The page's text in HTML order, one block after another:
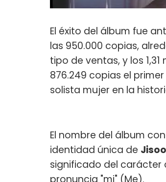
El éxito del álbum fue
las 950.000 copias,
tipo de ventas, y los
876.249 copias el
solista mujer en la
El nombre del álbum
identidad única de Jisoo
significado del carácter
pronuncia "mi" (Me).